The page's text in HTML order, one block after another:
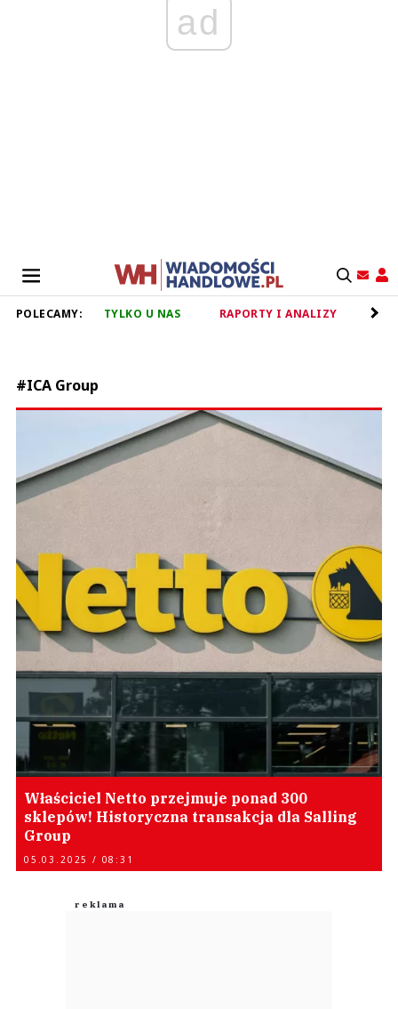
ad
POLECAMY: TYLKO U NAS RAPORTY I ANALIZY
#ICA Group
Właściciel Netto przejmuje ponad 300
sklepów! Historyczna transakcja dla Salling
Group
05.03.2025 / 08:31